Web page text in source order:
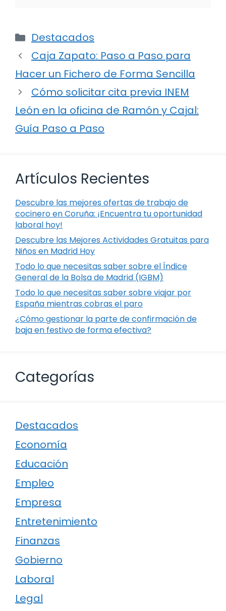
Categorías
Destacados
Caja Zapato: Paso a Paso para
Hacer un Fichero de Forma Sencilla
Cómo solicitar cita previa INEM
León en la oficina de Ramón y Cajal:
Guía Paso a Paso
Artículos Recientes
Descubre las mejores ofertas de trabajo de
cocinero en Coruña: ¡Encuentra tu oportunidad
laboral hoy!
Descubre las Mejores Actividades Gratuitas para
Niños en Madrid Hoy
Todo lo que necesitas saber sobre el Índice
General de la Bolsa de Madrid (IGBM)
Todo lo que necesitas saber sobre viajar por
España mientras cobras el paro
¿Cómo gestionar la parte de confirmación de
baja en festivo de forma efectiva?
Categorías
Destacados
Economía
Educación
Empleo
Empresa
Entretenimiento
Finanzas
Gobierno
Laboral
Legal